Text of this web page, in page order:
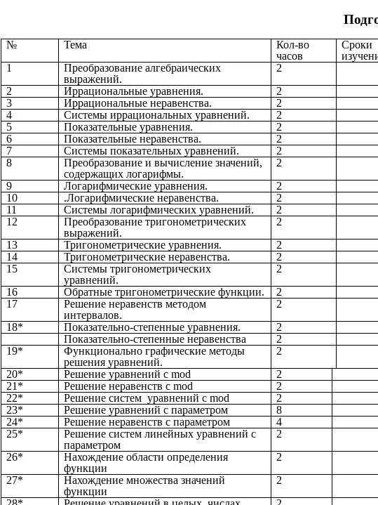
№ Тема
Кол-во
часов
Сроки
1
Преобразование алгебраических
выражений.
2
2
Иррациональные уравнения.
2
3
Иррациональные неравенства.
2
4
Системы иррациональных уравнений.
2
5
Показательные уравнения.
2
6
Показательные неравенства.
2
7
Системы показательных уравнений.
2
8
Преобразование и вычисление значений,
содержащих логарифмы.
2
9
Логарифмические уравнения.
2
10
.Логарифмические неравенства.
2
11
Системы логарифмических уравнений.
2
12
Преобразование тригонометрических
выражений.
2
13
Тригонометрические уравнения.
2
14
Тригонометрические неравенства.
2
15
Системы тригонометрических
уравнений.
2
16
Обратные тригонометрические функции.
2
17
Решение неравенств методом
интервалов.
2
18*
Показательно-степенные уравнения.
2
Показательно-степенные неравенства
2
19*
Функционально графические методы
решения уравнений.
2
20*
Решение уравнений с mod
2
21*
Решение неравенств с mod
2
22*
Решение систем уравнений с mod
2
23*
Решение уравнений с параметром
8
24*
Решение неравенств с параметром
4
25*
Решение систем линейных уравнений с
параметром
2
26*
Нахождение области определения
функции
2
27*
Нахождение множества значений
функции
2